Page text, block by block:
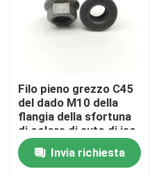
Zinchi i bulloni ed i dadi
Dadi esagonali di
Fermi dell'energia eolica
Filo pieno grezzo C45
del dado M10 della
flangia della sfortuna
di colore di auto di iso
4161
Invia richiesta